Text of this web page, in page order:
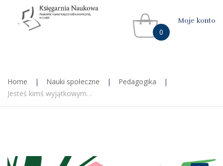
0
Moje konto
Home | Nauki społeczne | Pedagogika
|
Jesteś kimś wyjątkowym…